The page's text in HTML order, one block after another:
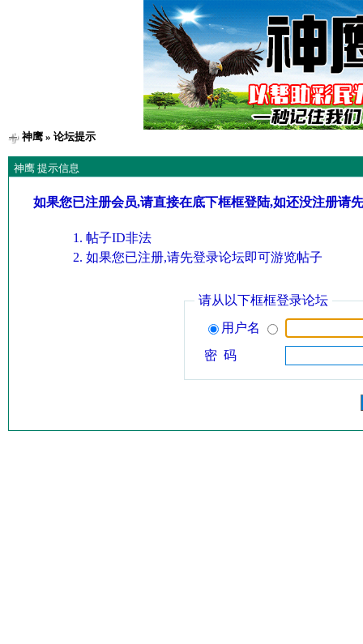
神鹰» 论坛提示
神鹰 提示信息
如果您已注册会员,请直接在底下框框登陆,如还没注册请
帖子ID非法
如果您已注册,请先登录论坛即可游览帖子
请从以下框框登录论坛
用户名
密 码